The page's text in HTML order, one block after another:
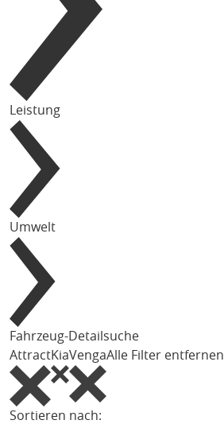
Leistung
Umwelt
Fahrzeug-Detailsuche
AttractKiaVengaAlle Filter entfernen
Sortieren nach: